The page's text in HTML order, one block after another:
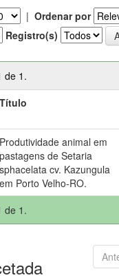
| Ordenar por
Registro(s)
de 1.
Título
Produtividade animal em
pastagens de Setaria
sphacelata cv. Kazungula
em Porto Velho-RO.
de 1.